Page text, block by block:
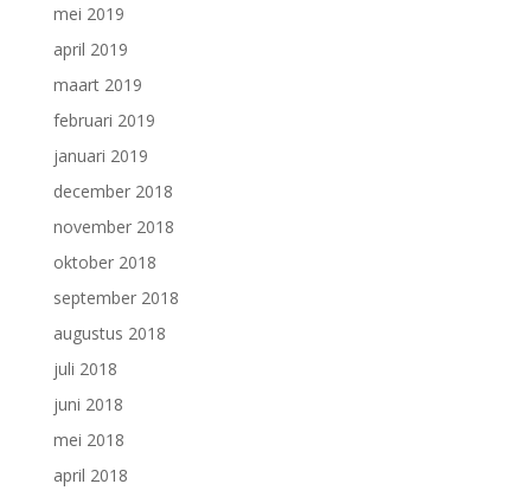
mei 2019
april 2019
maart 2019
februari 2019
januari 2019
december 2018
november 2018
oktober 2018
september 2018
augustus 2018
juli 2018
juni 2018
mei 2018
april 2018